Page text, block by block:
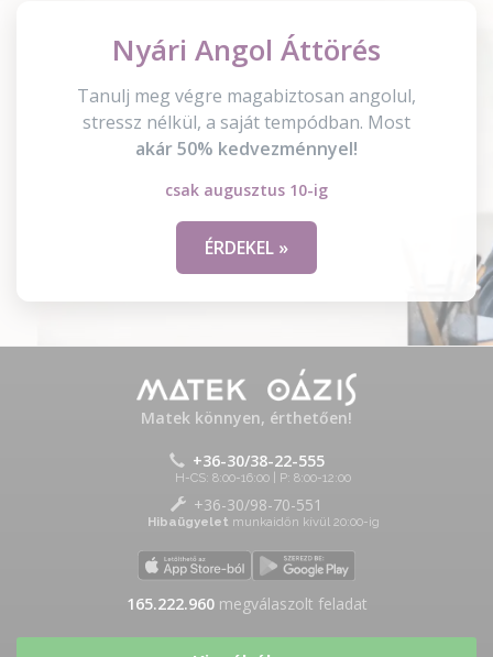
Nyári Angol Áttörés
Tanulj meg végre magabiztosan angolul,
stressz nélkül, a saját tempódban. Most
akár 50% kedvezménnyel!
csak augusztus 10-ig
ÉRDEKEL »
Matek könnyen, érthetően!
+36-30/38-22-555
H-CS: 8:00-16:00 | P: 8:00-12:00
+36-30/98-70-551
Hibaügyelet munkaidőn kívül 20:00-ig
165.222.960megválaszolt feladat